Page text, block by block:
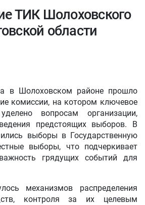
ТИК Шолоховского
области
в Шолоховском районе прошло
комиссии, на котором ключевое
вопросам организации,
предстоящих выборов. В
выборы в Государственную
выборы, что подчеркивает
грядущих событий для
механизмов распределения
контроля за их целевым